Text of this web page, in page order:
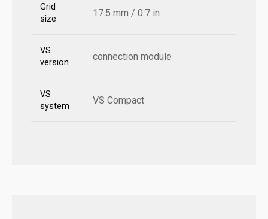
Grid
size
17.5 mm / 0.7 in
VS
version
connection module
VS
system
VS Compact